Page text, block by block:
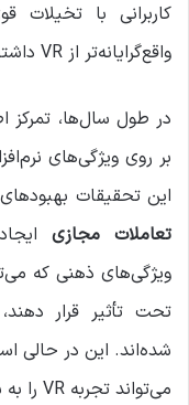
کاربرانی با
واقع‌گرایانه‌تر از VR داشته باشند.
در طول سال‌ها، تمرکز
بر روی ویژگی‌های
این تحقیقات
تعاملات مجازی
ویژگی‌های ذهنی که
تحت تأثیر قرار
شده‌اند. این در حالی
می‌تواند تجربه VR را به سطحی کاملاً جدید ارتقا دهد.